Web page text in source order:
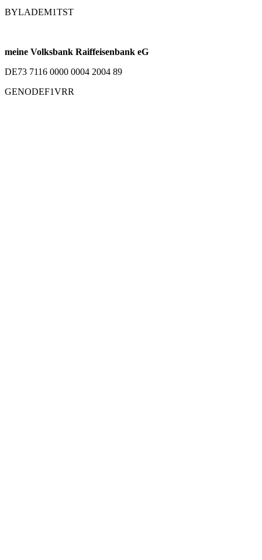
BYLADEM1TST
meine Volksbank Raiffeisenbank eG
DE73 7116 0000 0004 2004 89
GENODEF1VRR